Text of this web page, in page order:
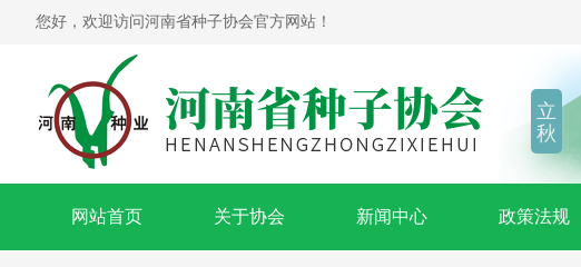
您好，欢迎访问河南省种子协会官方网站！
立
秋
网站首页 关于协会 新闻中心 政策法规